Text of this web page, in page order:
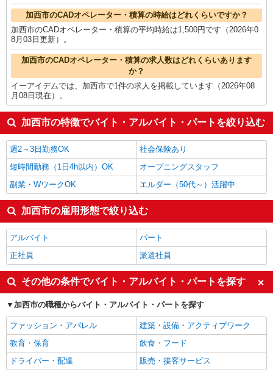
加西市のCADオペレーター・積算の時給はどれくらいですか？
加西市のCADオペレーター・積算の平均時給は1,500円です（2026年0
8月03日更新）。
加西市のCADオペレーター・積算の求人数はどれくらいあります
か？
イーアイデムでは、加西市で1件の求人を掲載しています（2026年08
月08日現在）。
加西市の特徴でバイト・アルバイト・パートを絞り込む
週2～3日勤務OK
社会保険あり
短時間勤務（1日4h以内）OK
オープニングスタッフ
副業・WワークOK
エルダー（50代～）活躍中
加西市の雇用形態で絞り込む
アルバイト
パート
正社員
派遣社員
その他の条件でバイト・アルバイト・パートを探す
加西市の職種からバイト・アルバイト・パートを探す
ファッション・アパレル
建築・設備・アクティブワーク
教育・保育
飲食・フード
ドライバー・配達
販売・接客サービス